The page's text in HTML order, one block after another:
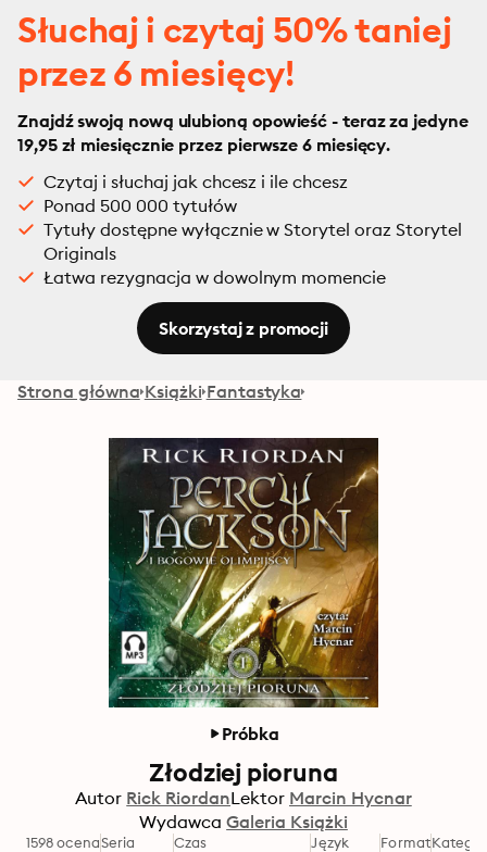
Słuchaj i czytaj 50% taniej
przez 6 miesięcy!
Znajdź swoją nową ulubioną opowieść - teraz za jedyne
19,95 zł miesięcznie przez pierwsze 6 miesięcy.
Czytaj i słuchaj jak chcesz i ile chcesz
Ponad 500 000 tytułów
Tytuły dostępne wyłącznie w Storytel oraz Storytel
Originals
Łatwa rezygnacja w dowolnym momencie
Skorzystaj z promocji
Strona główna Książki Fantastyka
Próbka
Złodziej pioruna
Autor Rick RiordanLektor Marcin Hycnar
Wydawca Galeria Książki
1598 ocenaSeria Czas Język Format